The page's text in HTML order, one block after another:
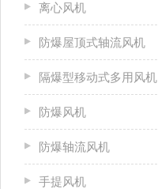
离心风机
防爆屋顶式轴流风机
隔爆型移动式多用风机
防爆风机
防爆轴流风机
手提风机